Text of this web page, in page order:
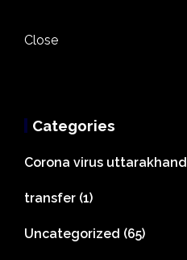
Close
Categories
Corona virus uttarakhand
transfer (1)
Uncategorized (65)